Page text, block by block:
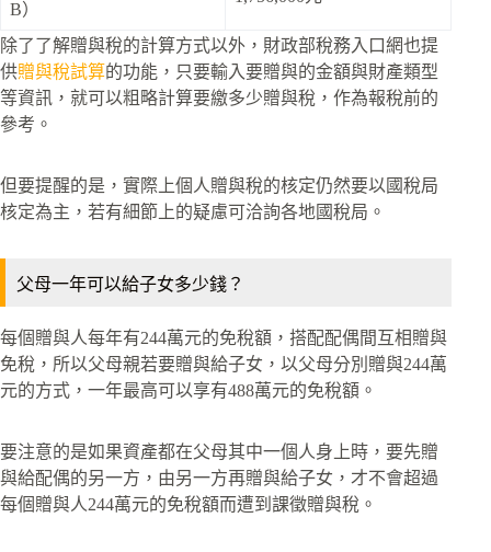
B）
除了了解贈與稅的計算方式以外，財政部稅務入口網也提
供贈與稅試算的功能，只要輸入要贈與的金額與財產類型
等資訊，就可以粗略計算要繳多少贈與稅，作為報稅前的
參考。
但要提醒的是，實際上個人贈與稅的核定仍然要以國稅局
核定為主，若有細節上的疑慮可洽詢各地國稅局。
父母一年可以給子女多少錢？
每個贈與人每年有244萬元的免稅額，搭配配偶間互相贈與
免稅，所以父母親若要贈與給子女，以父母分別贈與244萬
元的方式，一年最高可以享有488萬元的免稅額。
要注意的是如果資產都在父母其中一個人身上時，要先贈
與給配偶的另一方，由另一方再贈與給子女，才不會超過
每個贈與人244萬元的免稅額而遭到課徵贈與稅。